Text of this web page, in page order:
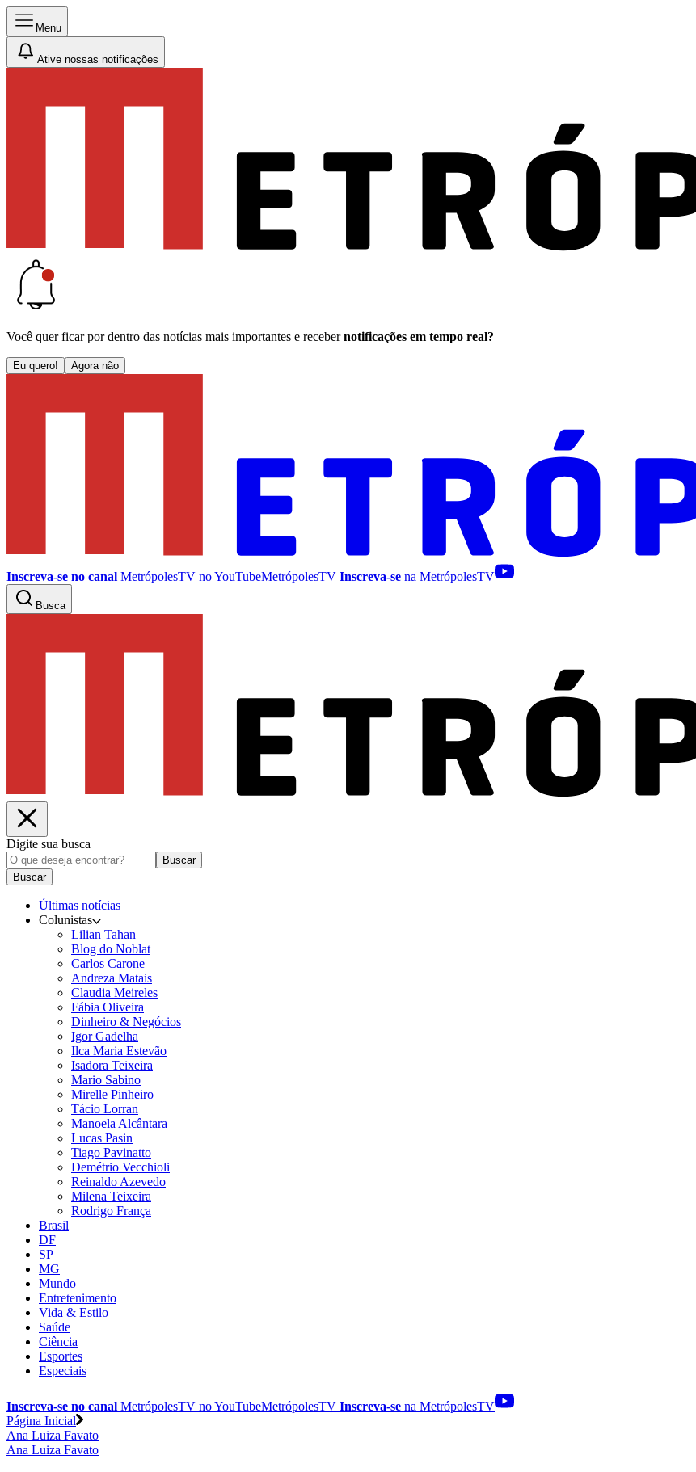
Menu
Ative nossas notificações
Você quer ficar por dentro das notícias mais importantes e receber notificações em tempo real?
Eu quero! Agora não
Inscreva-se no canal MetrópolesTV noYouTubeMetrópolesTV Inscreva-se na MetrópolesTV
Busca
Digite sua busca
Buscar
Buscar
Últimas notícias
Colunistas
Lilian Tahan
Blog do Noblat
Carlos Carone
Andreza Matais
Claudia Meireles
Fábia Oliveira
Dinheiro & Negócios
Igor Gadelha
Ilca Maria Estevão
Isadora Teixeira
Mario Sabino
Mirelle Pinheiro
Tácio Lorran
Manoela Alcântara
Lucas Pasin
Tiago Pavinatto
Demétrio Vecchioli
Reinaldo Azevedo
Milena Teixeira
Rodrigo França
Brasil
DF
SP
MG
Mundo
Entretenimento
Vida & Estilo
Saúde
Ciência
Esportes
Especiais
Inscreva-se no canal MetrópolesTV noYouTubeMetrópolesTV Inscreva-se na MetrópolesTV
Página Inicial
Ana Luiza Favato
Ana Luiza Favato